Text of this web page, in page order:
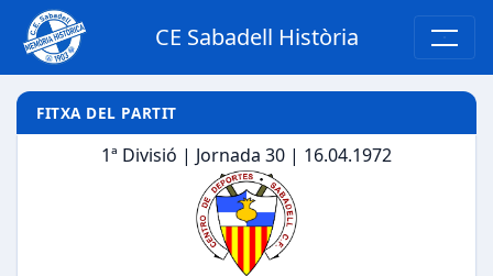
CE Sabadell Història
FITXA DEL PARTIT
1ª Divisió | Jornada 30 | 16.04.1972